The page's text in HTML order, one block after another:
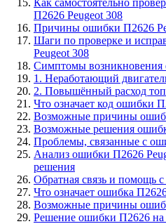
П2626 Peugeot 308
Причины ошибки П2626
Шаги по проверке и
Peugeot 308
Симптомы возникновения
1. Неработающий
2. Повышённый расход
Что означает код ошибки
Возможные причины
Возможные решения
Проблемы, связанные с
Анализ ошибки П2626
решения
Обратная связь и помощь
Что означает ошибка
Возможные причины
Решение ошибки П2626 на